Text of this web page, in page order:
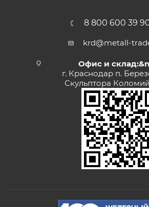
8 800 600 39
krd@metall-
Офис и
г. Краснодар п.
Скульптора